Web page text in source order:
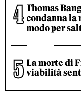
Thomas
condanna la
modo per
La morte di
viabilità